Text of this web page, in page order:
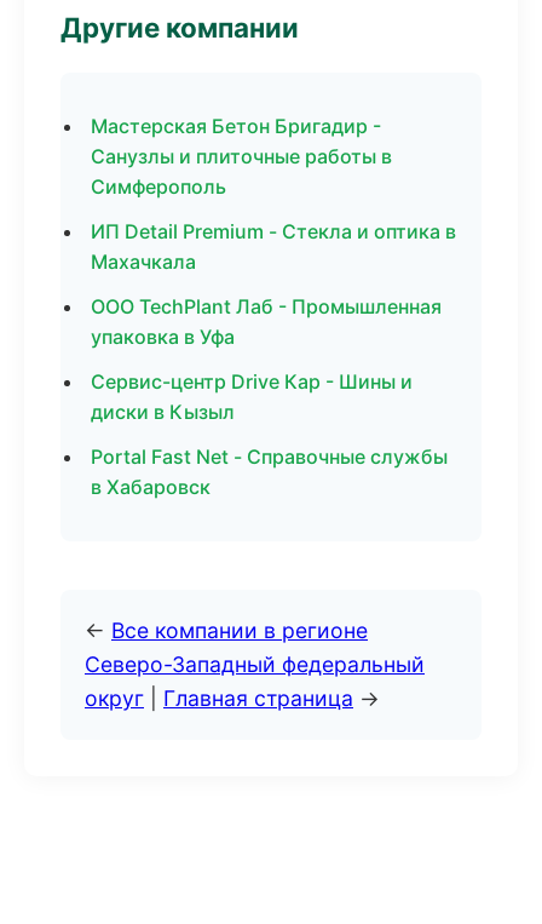
Другие компании
Мастерская Бетон Бригадир -
Санузлы и плиточные работы в
Симферополь
ИП Detail Premium - Стекла и оптика в
Махачкала
ООО TechPlant Лаб - Промышленная
упаковка в Уфа
Сервис-центр Drive Кар - Шины и
диски в Кызыл
Portal Fast Net - Справочные службы
в Хабаровск
← Все компании в регионе
Северо-Западный федеральный
округ
Главная страница →